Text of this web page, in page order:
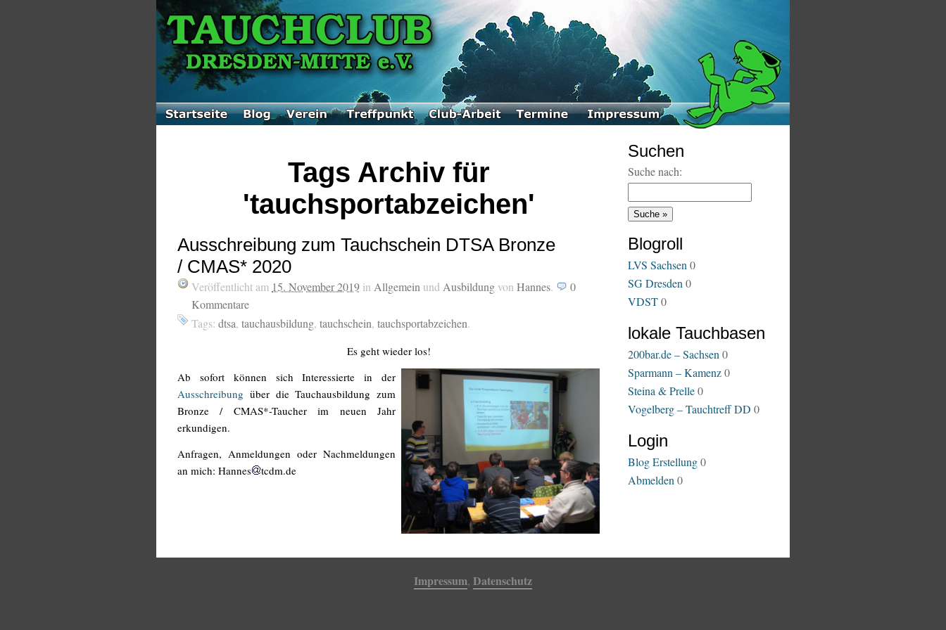
Tags Archiv für
'tauchsportabzeichen'
Ausschreibung zum Tauchschein DTSA Bronze
/ CMAS* 2020
Veröffentlicht am 15. November 2019 in Allgemein und Ausbildung von Hannes.
0
Kommentare
Tags: dtsa, tauchausbildung, tauchschein, tauchsportabzeichen.
Es geht wieder los!
Ab sofort können sich Interessierte in der
Ausschreibung über die Tauchausbildung zum
Bronze / CMAS*-Taucher im neuen Jahr
erkundigen.
Anfragen, Anmeldungen oder Nachmeldungen
an mich: Hannes
tcdm.de
Suchen
Suche nach:
Blogroll
LVS Sachsen 0
SG Dresden 0
VDST0
lokale Tauchbasen
200bar.de – Sachsen 0
Sparmann – Kamenz0
Steina & Prelle0
Vogelberg – Tauchtreff DD 0
Login
Blog Erstellung0
Abmelden 0
Impressum, Datenschutz